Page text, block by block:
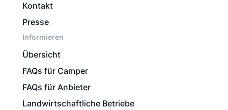
Kontakt
Presse
Informieren
Übersicht
FAQs für Camper
FAQs für Anbieter
Landwirtschaftliche Betriebe